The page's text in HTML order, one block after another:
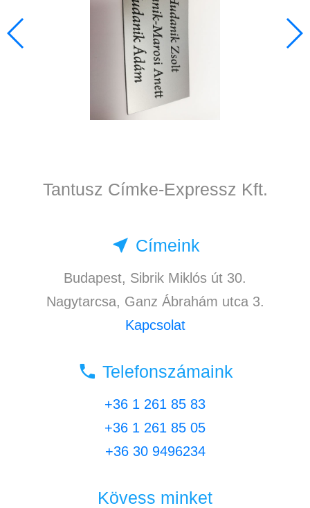
Tantusz Címke-Expressz Kft.
near_me Címeink
Budapest, Sibrik Miklós út 30.
Nagytarcsa, Ganz Ábrahám utca 3.
Kapcsolat
local_phone Telefonszámaink
+36 1 261 85 83
+36 1 261 85 05
+36 30 9496234
Kövess minket